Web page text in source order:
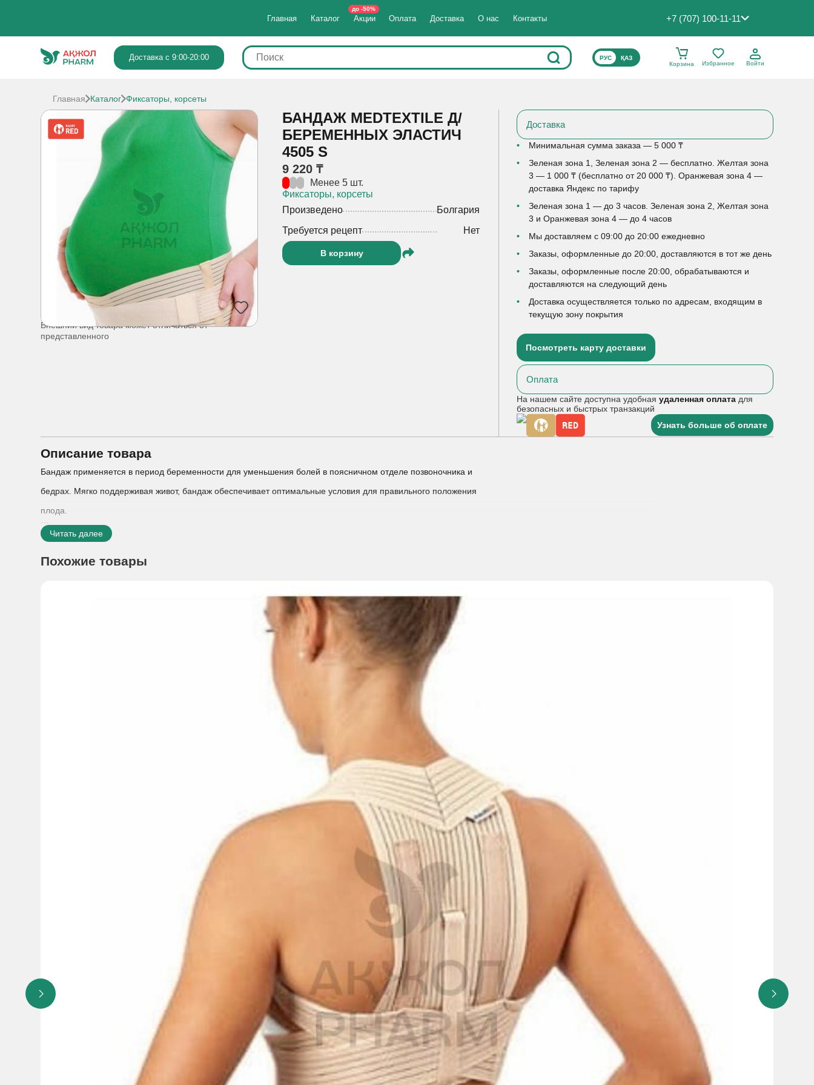
Главная Каталог Акции
до -50%
Оплата Доставка О нас Контакты +7 (707) 100-11-11
Доставка с 9:00-20:00 ВЫБЕРИТЕ ЯЗЫК САЙТА
РУС
ҚАЗ
Корзина
Избранное Войти
Главная Каталог Фиксаторы, корсеты
Внешний вид товара может отличаться от
представленного
БАНДАЖ MEDTEXTILE Д/
БЕРЕМЕННЫХ ЭЛАСТИЧ
4505 S
9 220 ₸
Менее 5 шт.
Фиксаторы, корсеты
Произведено
Болгария
Требуется рецепт
Нет
В корзину
Доставка
Минимальная сумма заказа — 5 000 ₸
Зеленая зона 1, Зеленая зона 2 — бесплатно. Желтая зона
3 — 1 000 ₸ (бесплатно от 20 000 ₸). Оранжевая зона 4 —
доставка Яндекс по тарифу
Зеленая зона 1 — до 3 часов. Зеленая зона 2, Желтая зона
3 и Оранжевая зона 4 — до 4 часов
Мы доставляем с 09:00 до 20:00 ежедневно
Заказы, оформленные до 20:00, доставляются в тот же день
Заказы, оформленные после 20:00, обрабатываются и
доставляются на следующий день
Доставка осуществляется только по адресам, входящим в
текущую зону покрытия
Посмотреть карту доставки
Оплата
На нашем сайте доступна удобнаяудаленная оплата для
безопасных и быстрых транзакций
Узнать больше об оплате
Описание товара
Бандаж применяется в период беременности для уменьшения болей в поясничном отделе позвоночника и
бедрах. Мягко поддерживая живот, бандаж обеспечивает оптимальные условия для правильного положения
плода.
· Снимает боли в области поясницы и бедер
· Позволяет сохранять правильную осанку и продолжать активный образ жизни в период беременности
· Благодаря двум съемным ребрам жесткости эффективно снимает напряжение в нижней части спины и поддерживает живот во время беременности.
· Воздухопроницаемый эластичный материал, из которого изготовлен бандаж обеспечивает комфорт при использовании в любое время года.
Читать далее
Похожие товары